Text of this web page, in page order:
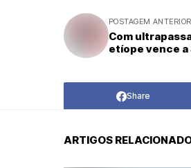
POSTAGEM ANTERIOR
Com
etíope vence a
Share
ARTIGOS